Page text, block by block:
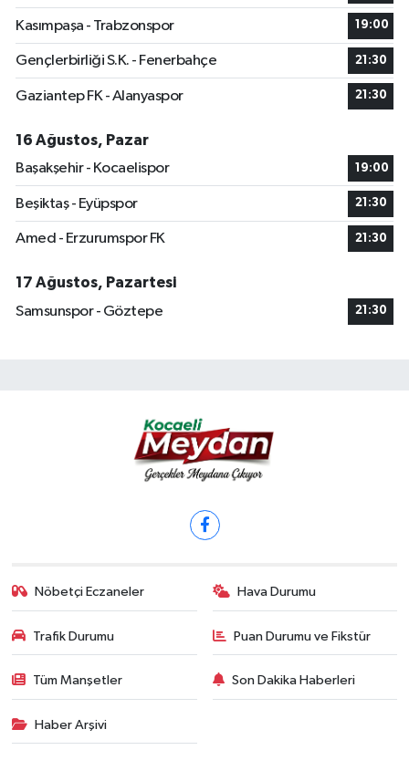
Kasımpaşa - Trabzonspor 19:00
Gençlerbirliği S.K. - Fenerbahçe 21:30
Gaziantep FK - Alanyaspor 21:30
16 Ağustos, Pazar
Başakşehir - Kocaelispor
19:00
Beşiktaş - Eyüpspor 21:30
Amed - Erzurumspor FK 21:30
17 Ağustos, Pazartesi
Samsunspor - Göztepe
21:30
Nöbetçi Eczaneler Hava Durumu
Trafik Durumu Puan Durumu ve Fikstür
Tüm Manşetler Son Dakika Haberleri
Haber Arşivi